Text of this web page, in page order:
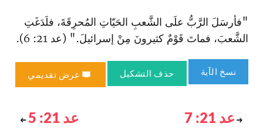
"فأرسَلَ الرَّبُّ علَى الشَّعبِ الحَيّاتِ المُحرِقَةَ، فلَدَغَتِ
الشَّعبَ، فماتَ قَوْمٌ كثيرونَ مِنْ إسرائيلَ." (عد 21: 6).
نسخ الآية حذف التشكيل عرض تقديمي
عد 21: 7 عد 21: 5